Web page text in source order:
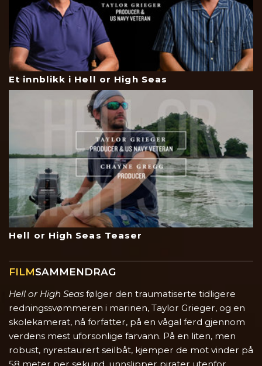
Et innblikk i Hell or High Seas
Hell or High Seas Teaser
FILMSAMMENDRAG
Hell or High Seas følger den traumatiserte tidligere
redningssvømmeren i marinen, Taylor Grieger, og en
skolekamerat, nå forfatter, på en vågal ferd gjennom
verdens mest uforsonlige farvann. På en liten, men
robust, nyrestaurert seilbåt, kjemper de mot vinder på
58 meter per sekund, unnslipper pirater utenfor